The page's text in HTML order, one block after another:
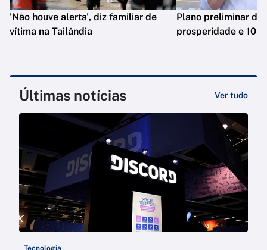
'Não houve alerta', diz familiar de
vítima na Tailândia
Plano preliminar de
prosperidade e 10
Últimas notícias Ver tudo
Tecnologia